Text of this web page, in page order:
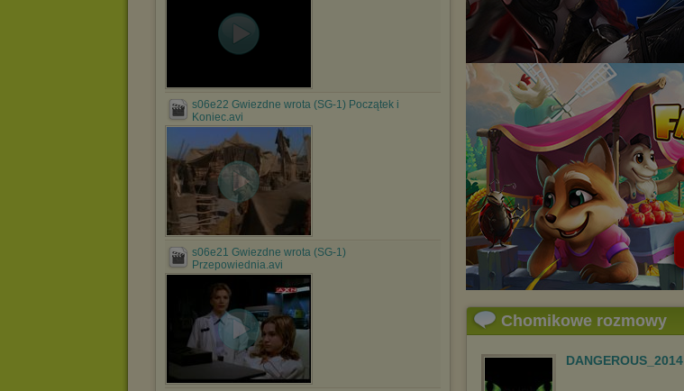
s06e22 Gwiezdne wrota (SG-1) Początek i
Koniec.avi
s06e21 Gwiezdne wrota (SG-1)
Przepowiednia.avi
Chomikowe rozmowy
DANGEROUS_2014